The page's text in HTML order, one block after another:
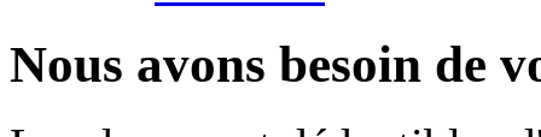
Nous avons besoin de